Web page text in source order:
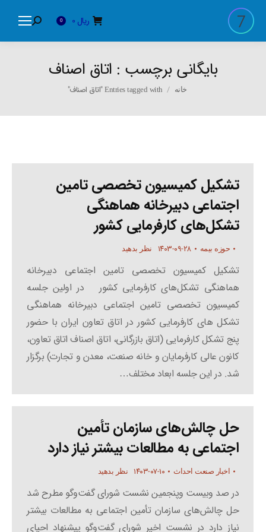
ریال 0
Search:
بایگانی برچسب : اتاق اصناف
You are here:
خانه Entries tagged with "اتاق اصناف"
تشکیل کمیسیون تخصصی تامین
اجتماعی دبیرخانه هماهنگی
تشکل‌های کارفرمایی کشور
حوزه بیمه ۱۴۰۳-۰۹-۲۸ نظر بدهید
تشکیل کمیسیون تخصصی تامین اجتماعی دبیرخانه
هماهنگی تشکل‌های کارفرمایی کشور در اولین جلسه
کمیسیون تخصصی تامین اجتماعی دبیرخانه هماهنگی
تشکل های کارفرمایی کشور در اتاق تعاون ایران با حضور
پنج تشکل کارفرمایی (اتاق بازرگانی، اتاق اصناف اتاق تعاون،
کانون عالی کارفرمایان و خانه صنعت، معدن و تجارت) برگزار
شد. در این جلسه ابعاد مختلف…
حل چالش‌های سازمان تأمین
اجتماعی به مطالعات بیشتر نیاز دارد
اخبار صنعت احداث ۱۴۰۳-۰۷-۱۰ نظر بدهید
در صد وبیست‌ وپنجمین نشست شورای گفت‌وگو مطرح شد
حل چالش‌های سازمان تأمین اجتماعی به مطالعات بیشتر
نیاز دارد در نشست اخیر شورای گفت‌وگو پیشنهاد احیای